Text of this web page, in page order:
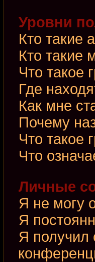
Уровни
Кто такие
Кто такие
Что такое
Где
Как мне
Почему
Что такое
Что
Личные
Я не могу
Я
Я получил